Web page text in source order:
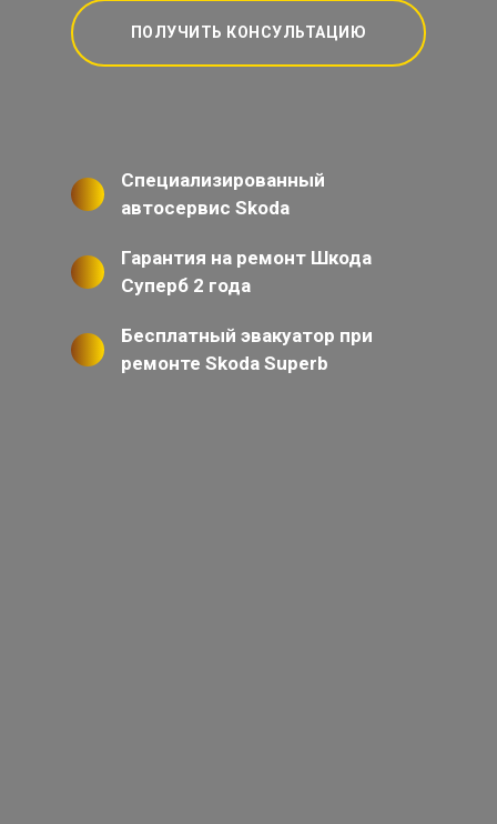
ПОЛУЧИТЬ КОНСУЛЬТАЦИЮ
Специализированный
автосервис Skoda
Гарантия на ремонт Шкода
Суперб 2 года
Бесплатный эвакуатор при
ремонте Skoda Superb